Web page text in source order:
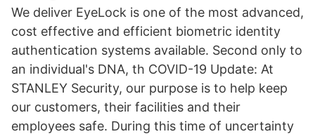
We deliver EyeLock is one of the most advanced,
cost effective and efficient biometric identity
authentication systems available. Second only to
an individual's DNA, th COVID-19 Update: At
STANLEY Security, our purpose is to help keep
our customers, their facilities and their
employees safe. During this time of uncertainty